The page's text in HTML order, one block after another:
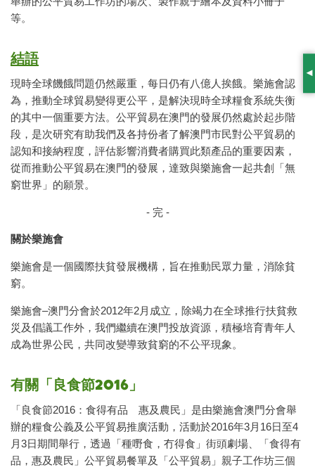
等。
結語
現時全球饑餓問題仍然嚴重，每日仍有八億人挨餓。樂施會認
為，推動全球貿易變得更公平，是解決現時全球糧食系統失衡
的其中一個重要方法。公平貿易在澳門的發展仍然處於起步階
段，是次研究有助我們及各持份者了解澳門市民對公平貿易的
認知和接納程度，評估影響消費者購買此類產品的重要因素，
從而推動公平貿易在澳門的發展，達致與樂施會一起共創「無
窮世界」的願景。
- 完 -
關於樂施會
樂施會是一個國際扶貧發展機構，旨在推動民眾力量，消除貧
窮。
樂施會–澳門分會於2012年2月成立，除竭力在全球推行扶貧救
災及倡議工作外，我們繼續在澳門投放資源，積極培育青年人
成為世界公民，共同改變導致貧窮的不公平現象。
有關「良食節2016」
「良食節2016：食得有品 惠及農民」是由樂施會澳門分會舉
辦的糧食公義及公平貿易推廣活動，活動於2016年3月16日至4
月3日期間舉行，透過「種嘢食，冇得食」街頭劇場、「食得有
品，惠及農民」公平貿易餐單及「公平貿易」親子工作坊三個